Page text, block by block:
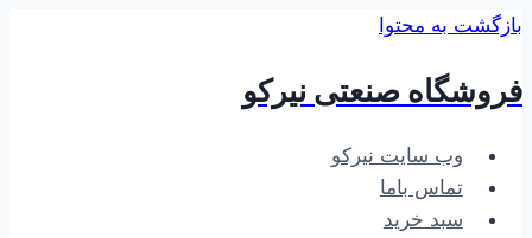
بازگشت به محتوا
فروشگاه صنعتی نیرکو
وب سایت نیرکو
تماس باما
سبد خرید